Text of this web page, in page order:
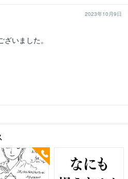
2023年10月9日
いました。